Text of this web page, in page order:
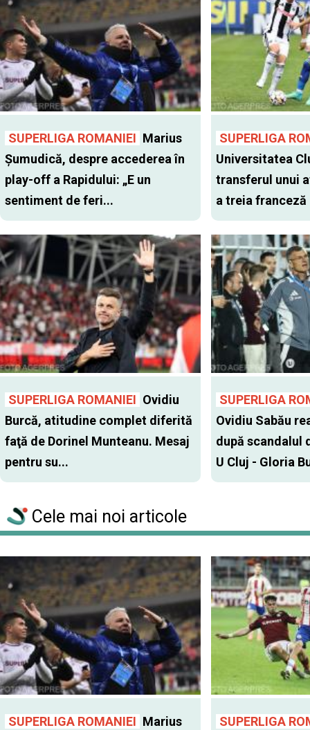
SUPERLIGA ROMANIEI Marius
Șumudică, despre accederea în
play-off a Rapidului: „E un
sentiment de feri...
SUPERLIGA
Universitatea
transferul unui
a treia franceză
SUPERLIGA ROMANIEI Ovidiu
Burcă, atitudine complet diferită
faţă de Dorinel Munteanu. Mesaj
pentru su...
SUPERLIGA
Ovidiu Sabău
după scandalul
U Cluj - Gloria
Cele mai noi articole
SUPERLIGA ROMANIEI Marius
SUPERLIGA